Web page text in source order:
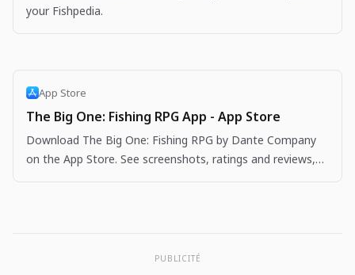
your Fishpedia.
App Store
The Big One: Fishing RPG App - App Store
Download The Big One: Fishing RPG by Dante Company
on the App Store. See screenshots, ratings and reviews,
PUBLICITÉ